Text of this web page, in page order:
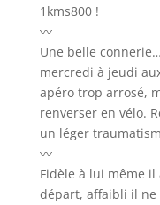
1kms800 !
〰️
Une belle
mercredi à jeudi
apéro trop arrosé,
renverser en vélo.
un léger
〰️
Fidèle à lui même
départ, affaibli il ne